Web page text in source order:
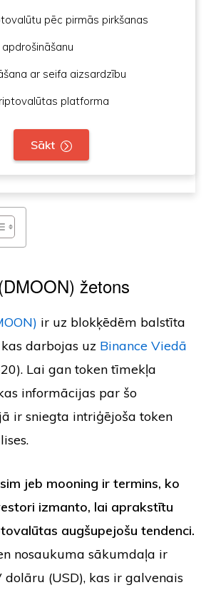
pēc pirmās pirkšanas
ar seifa aizsardzību
platforma
Sākt
žetons
ir uz blokķēdēm balstīta
darbojas uz Binance Viedā
20). Lai gan token tīmekļa
informācijas par šo
ir sniegta intriģējoša token
jeb mooning ir termins, ko
izmanto, lai aprakstītu
augšupejošu tendenci.
nosaukuma sākumdaļa ir
dolāru (USD), kas ir galvenais